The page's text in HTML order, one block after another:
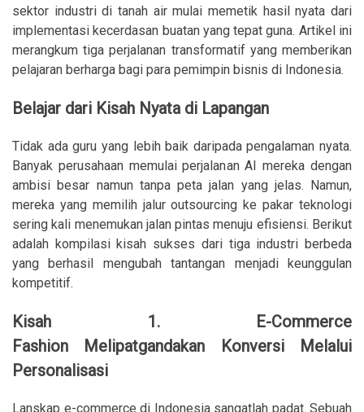
sektor industri di tanah air mulai memetik hasil nyata dari
implementasi kecerdasan buatan yang tepat guna. Artikel ini
merangkum tiga perjalanan transformatif yang memberikan
pelajaran berharga bagi para pemimpin bisnis di Indonesia.
Belajar dari Kisah Nyata di Lapangan
Tidak ada guru yang lebih baik daripada pengalaman nyata.
Banyak perusahaan memulai perjalanan AI mereka dengan
ambisi besar namun tanpa peta jalan yang jelas. Namun,
mereka yang memilih jalur outsourcing ke pakar teknologi
sering kali menemukan jalan pintas menuju efisiensi. Berikut
adalah kompilasi kisah sukses dari tiga industri berbeda
yang berhasil mengubah tantangan menjadi keunggulan
kompetitif.
Kisah 1. E-Commerce
Fashion Melipatgandakan Konversi Melalui
Personalisasi
Lanskap e-commerce di Indonesia sangatlah padat. Sebuah